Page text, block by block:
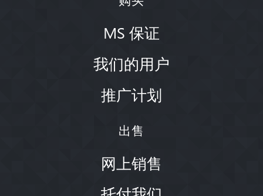
MS 保证
我们的用户
推广计划
出售
网上销售